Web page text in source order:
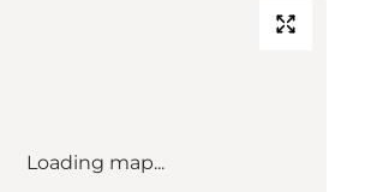
Loading map...